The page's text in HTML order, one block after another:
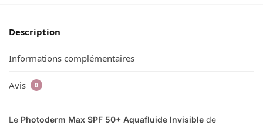
Description
Informations complémentaires
Avis 0
Le Photoderm Max SPF 50+ Aquafluide Invisible de